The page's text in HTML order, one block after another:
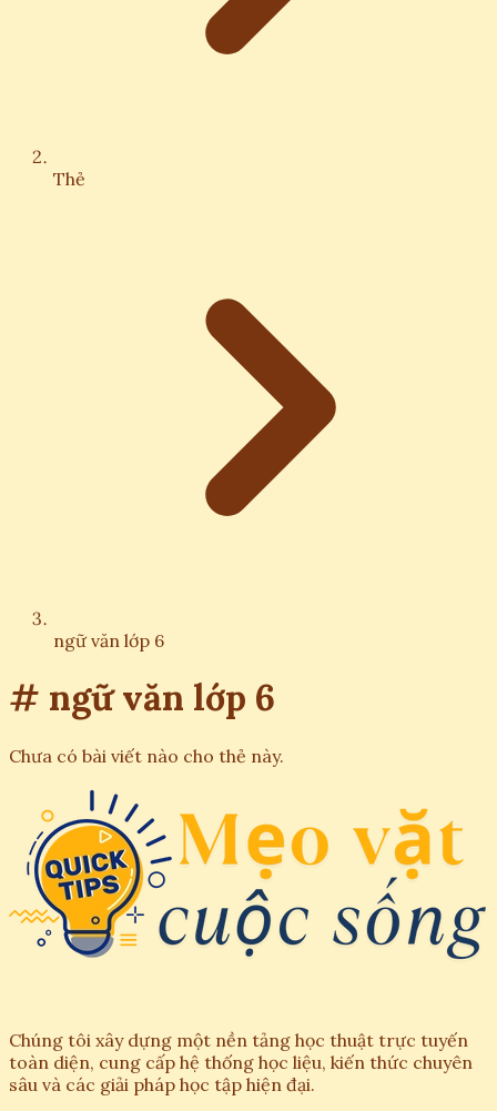
Thẻ
ngữ văn lớp 6
# ngữ văn lớp 6
Chưa có bài viết nào cho thẻ này.
Chúng tôi xây dựng một nền tảng học thuật trực tuyến
toàn diện, cung cấp hệ thống học liệu, kiến thức chuyên
sâu và các giải pháp học tập hiện đại.